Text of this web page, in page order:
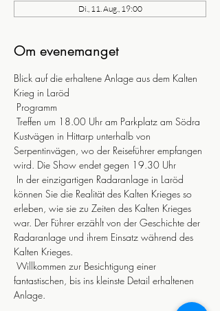
Di., 11. Aug., 19:00
Om evenemanget
Blick auf die erhaltene Anlage aus dem Kalten
Krieg in Laröd
Programm
Kustvägen in Hittarp unterhalb von
Serpentinvägen, wo der Reiseführer empfangen
wird. Die Show endet gegen 19.30 Uhr
können Sie die Realität des Kalten Krieges so
erleben, wie sie zu Zeiten des Kalten Krieges
war. Der Führer erzählt von der Geschichte der
Radaranlage und ihrem Einsatz während des
Kalten Krieges.
fantastischen, bis ins kleinste Detail erhaltenen
Anlage.